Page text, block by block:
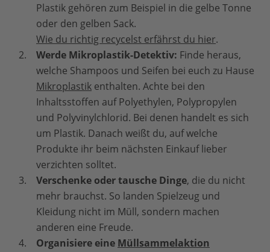
Plastik gehören zum Beispiel in die gelbe Tonne
oder den gelben Sack.
Wie du richtig recycelst erfährst du hier.
Werde Mikroplastik-Detektiv: Finde heraus,
welche Shampoos und Seifen bei euch zu Hause
Mikroplastik enthalten. Achte bei den
Inhaltsstoffen auf Polyethylen, Polypropylen
und Polyvinylchlorid. Bei denen handelt es sich
um Plastik. Danach weißt du, auf welche
Produkte ihr beim nächsten Einkauf lieber
verzichten solltet.
Verschenke oder tausche Dinge, die du nicht
mehr brauchst. So landen Spielzeug und
Kleidung nicht im Müll, sondern machen
anderen eine Freude.
Organisiere eine Müllsammelaktion